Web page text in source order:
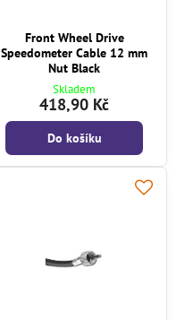
Front Wheel Drive
Speedometer Cable 12 mm
Nut Black
Skladem
418,90 Kč
Do košíku